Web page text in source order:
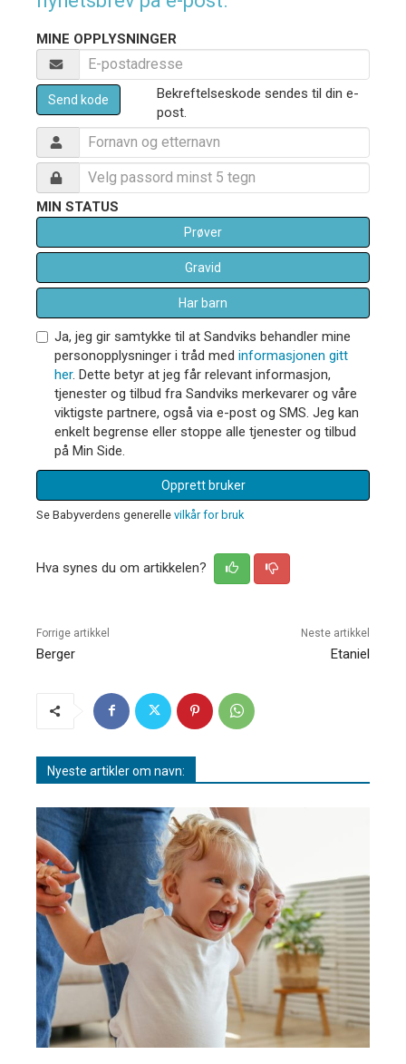
MINE OPPLYSNINGER
Send kode
Bekreftelseskode sendes til din e-
post.
MIN STATUS
Prøver
Gravid
Har barn
Ja, jeg gir samtykke til at Sandviks behandler mine
personopplysninger i tråd med informasjonen gitt
her. Dette betyr at jeg får relevant informasjon,
tjenester og tilbud fra Sandviks merkevarer og våre
viktigste partnere, også via e-post og SMS. Jeg kan
enkelt begrense eller stoppe alle tjenester og tilbud
på Min Side.
Opprett bruker
Se Babyverdens generelle vilkår for bruk
Hva synes du om artikkelen?
Forrige artikkel
Berger
Neste artikkel
Etaniel
Nyeste artikler om navn: